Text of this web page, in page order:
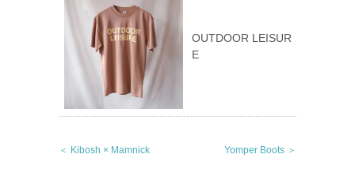
OUTDOOR LEISUR
E
＜ Kibosh × Mamnick Yomper Boots ＞